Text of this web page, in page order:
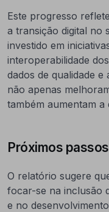
Este progresso
a transição digital no
investido em
interoperabilidade
dados de qualidade e
não apenas
também aumentam a
Próximos passos
O relatório sugere
focar-se na inclusão
e no